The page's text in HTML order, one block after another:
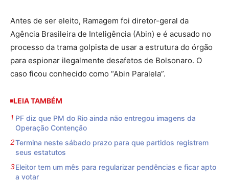
Antes de ser eleito, Ramagem foi diretor-geral da
Agência Brasileira de Inteligência (Abin) e é acusado no
processo da trama golpista de usar a estrutura do órgão
para espionar ilegalmente desafetos de Bolsonaro. O
caso ficou conhecido como “Abin Paralela”.
LEIA TAMBÉM
PF diz que PM do Rio ainda não entregou imagens da
Operação Contenção
Termina neste sábado prazo para que partidos registrem
seus estatutos
Eleitor tem um mês para regularizar pendências e ficar apto
a votar